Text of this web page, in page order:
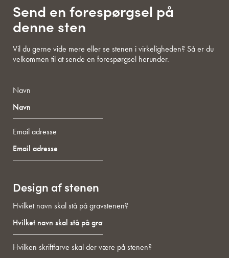
Send en forespørgsel på
denne sten
Vil du gerne vide mere eller se stenen i virkeligheden? Så er du
velkommen til at sende en forespørgsel herunder.
Navn
Email adresse
Design af stenen
Hvilket navn skal stå på gravstenen?
Hvilken skriftfarve skal der være på stenen?